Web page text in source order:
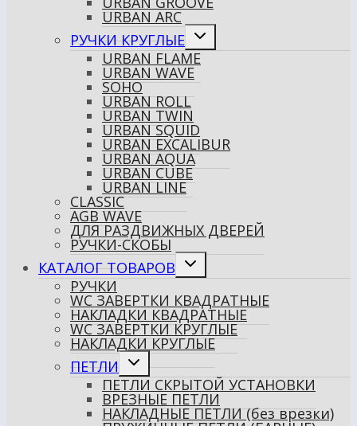
URBAN ARC
РУЧКИ КРУГЛЫЕ
Переключить
меню
URBAN FLAME
URBAN WAVE
SOHO
URBAN ROLL
URBAN TWIN
URBAN SQUID
URBAN EXCALIBUR
URBAN AQUA
URBAN CUBE
URBAN LINE
CLASSIC
AGB WAVE
ДЛЯ РАЗДВИЖНЫХ ДВЕРЕЙ
РУЧКИ-СКОБЫ
КАТАЛОГ ТОВАРОВ
Переключить
РУЧКИ
WC ЗАВЕРТКИ КВАДРАТНЫЕ
НАКЛАДКИ КВАДРАТНЫЕ
WC ЗАВЕРТКИ КРУГЛЫЕ
НАКЛАДКИ КРУГЛЫЕ
ПЕТЛИ
Переключить
дочернее
меню
ПЕТЛИ СКРЫТОЙ УСТАНОВКИ
ВРЕЗНЫЕ ПЕТЛИ
НАКЛАДНЫЕ ПЕТЛИ (без врезки)